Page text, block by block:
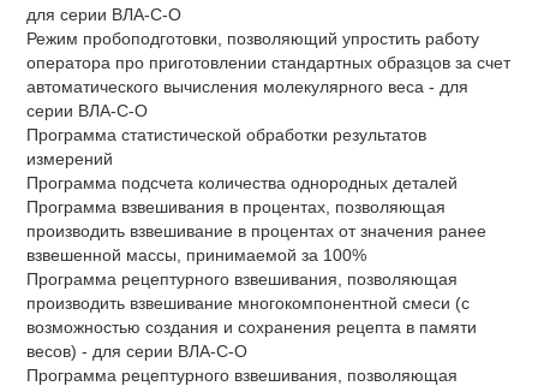
для серии ВЛА-С-О
Режим пробоподготовки, позволяющий упростить работу
оператора про приготовлении стандартных образцов за счет
автоматического вычисления молекулярного веса - для
серии ВЛА-С-О
Программа статистической обработки результатов
измерений
Программа подсчета количества однородных деталей
Программа взвешивания в процентах, позволяющая
производить взвешивание в процентах от значения ранее
взвешенной массы, принимаемой за 100%
Программа рецептурного взвешивания, позволяющая
производить взвешивание многокомпонентной смеси (с
возможностью создания и сохранения рецепта в памяти
весов) - для серии ВЛА-С-О
Программа рецептурного взвешивания, позволяющая